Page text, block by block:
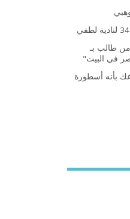
من طالب بـ
بأنه أسطورة